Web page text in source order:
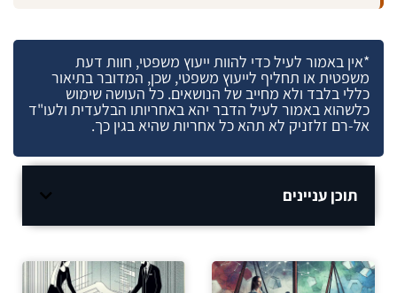
*אין באמור לעיל כדי להוות ייעוץ משפטי, חוות דעת
משפטית או תחליף לייעוץ משפטי, שכן, המדובר בתיאור
כללי בלבד ולא מחייב של הנושאים. כל העושה שימוש
כלשהוא באמור לעיל הדבר יהא באחריותו הבלעדית ולעו"ד
אל-רם זלזניק לא תהא כל אחריות שהיא בגין כך.
תוכן עניינים